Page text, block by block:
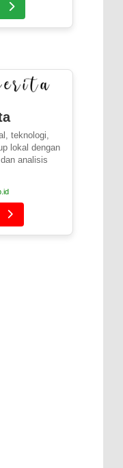
teknologi,
lokal dengan
analisis